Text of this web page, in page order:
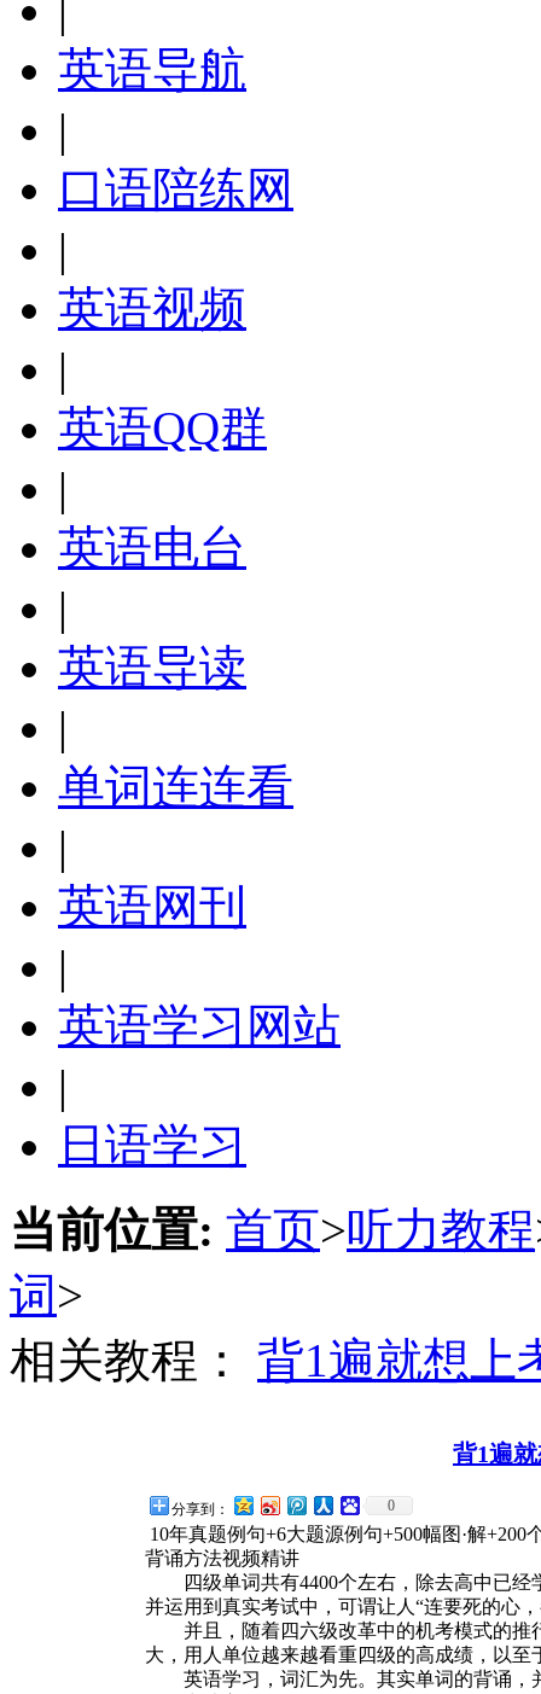
英语导航
|
口语陪练网
|
英语视频
|
英语QQ群
|
英语电台
|
英语导读
|
单词连连看
|
英语网刊
|
英语学习网站
|
日语学习
当前位置: 首页>听力教程
词>
相关教程： 背1遍就想上
背1遍
分享到： 0
10年真题例句+6大题源例句+500幅图·解
背诵方法视频精讲
四级单词共有4400个左右，除去高中已经
并运用到真实考试中，可谓让人“连要死的心
并且，随着四六级改革中的机考模式的推
大，用人单位越来越看重四级的高成绩，以至
英语学习，词汇为先。其实单词的背诵，